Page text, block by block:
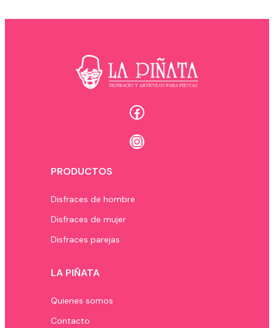
Facebook
Instagram
PRODUCTOS
Disfraces de hombre
Disfraces de mujer
Disfraces parejas
LA PIÑATA
Quienes somos
Contacto